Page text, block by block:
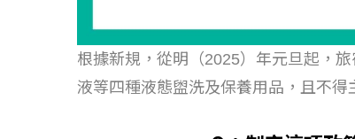
根據新規，從明（2025）年元旦起，
液等四種液態盥洗及保養用品，且不